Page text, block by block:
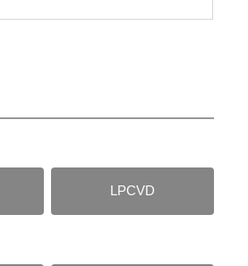
LPCVD